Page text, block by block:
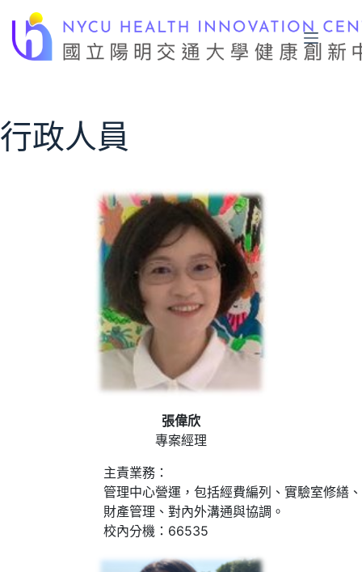
主
行政人員
張偉欣
專案經理
主責業務：
管理中心營運，包括經費編列、實驗室修繕、
財產管理、對內外溝通與協調。
校內分機：66535